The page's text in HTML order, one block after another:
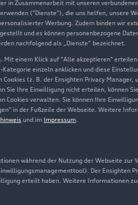
in Zusammenarbeit mit unseren
("Dienste"), die uns helfen, unsere
Werbung. Zudem binden wir
und es können personenbezogene
nachfolgend als „Dienste“ bezeichnet.
einem Klick auf "Alle akzeptieren"
einzeln anklicken und diese
(z. B. der Ensighten Privacy
Sie Ihre Einwilligung nicht erteilen, können
Cookies verwalten. Sie können Ihre
in der Fußzeile der Webseite. Weitere
und im Impressum.
während der Nutzung der Webseite
Der Ensighten
erteilt haben. Weitere Informationen
Audi
Relations
& Media Center
erleben